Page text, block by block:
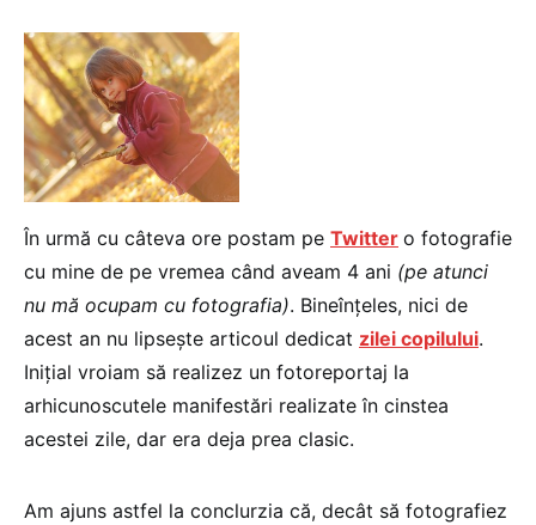
În urmă cu câteva ore postam pe Twitter o fotografie
cu mine de pe vremea când aveam 4 ani (pe atunci
nu mă ocupam cu fotografia). Bineînțeles, nici de
acest an nu lipsește articoul dedicat zilei copilului.
Inițial vroiam să realizez un fotoreportaj la
arhicunoscutele manifestări realizate în cinstea
acestei zile, dar era deja prea clasic.
Am ajuns astfel la conclurzia că, decât să fotografiez